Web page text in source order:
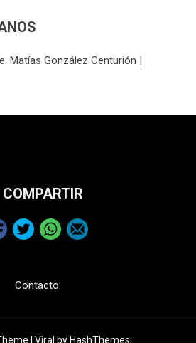
Matías González Centurión |
COMPARTIR
Contacto
| Viral by HashThemes